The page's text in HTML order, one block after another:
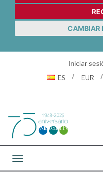
CAMBIAR
Iniciar
ES
EUR
Toggle navigation